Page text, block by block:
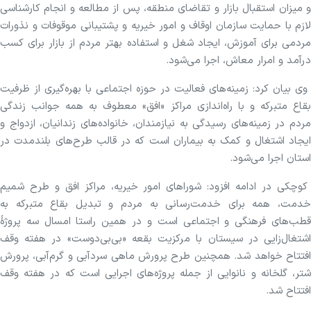
و میزان استقبال بازار و تقاضای منطقه، پس از مطالعه و انجام کارشناسی
لازم با حمایت سازمان اوقاف و امور خیریه و پشتیبانی موقوفات و نذورات
مردمی برای آموزش، ایجاد شغل و استفاده بهتر مردم از بازار برای کسب
درآمد و امرار معاش، اجرا می‌شود.
وی بیان کرد: زمینه‌های فعالیت در حوزه اجتماعی با بهره‌گیری از ظرفیت
بقاع متبرکه و با راه‌اندازی مراکز «افق» معطوف به همه جوانب زندگی
مردم در زمینه‌های رسیدگی به نیازمندان، خانواده‌های زندانیان، ازدواج و
ایجاد اشتغال و کمک به بیماران است که در قالب طرح‌های بلندمدت در
استان اجرا می‌شود.
کوچکی در ادامه افزود: شوراهای امور خیریه، مراکز افق و طرح شمیم
خدمت، همه برای خدمت‌رسانی به مردم و تبدیل بقاع متبرکه به
قطب‌های فرهنگی و اجتماعی است و در همین راستا امسال سه پروژۀ
اشتغال‌زایی در سیستان با مرکزیت بقعه «بی‌بی‌دوست» در هفته وقف
افتتاح خواهد شد. همچنین طرح پرورش ماهی سردآبی و گرم‌آبی، پرورش
شتر، گلخانه و نانوایی از جمله پروژه‌های اجرایی است که در هفته وقف
افتتاح شد.